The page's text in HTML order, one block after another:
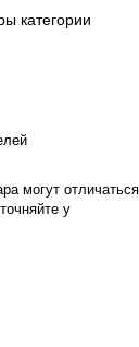
категории
могут отличаться
у